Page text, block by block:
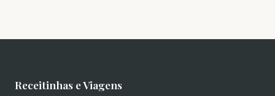
Receitinhas e Viagens